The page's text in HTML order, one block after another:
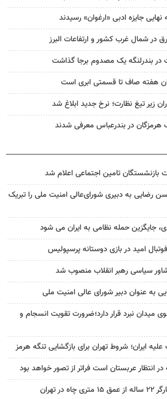
در شمال غرب کشور و ارتفاعات البرز
در بندرلنگه یک مصدوم برجا گذاشت
هفته صاف تا قسمتی ابری است
زیر تیغ نظارت؛ نرخ جدید ابلاغ شد
هرمزگان در بندرعباس معرفی شدند
بازنشستگان تامین اجتماعی اعلام شد
رضایی به دبیری شورای‌عالی امنیت ملی را تبریک
جایگزین حمله نظامی به ایران می شود
امید در بازی دوستانه پرسپولیس
سیاسی رهبر انقلاب منصوب شد
به عنوان دبیر شورای عالی امنیت ملی
میدان نبرد قرار دارد؛ضرورت تقویت انسجام و
ایران؛ شروط تهران برای بازگشایی تنگه هرمز
در انتظار عربستان است فراتر از تصور خواهد بود
تهران